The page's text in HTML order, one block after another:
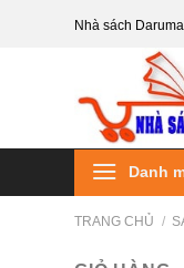
Nhà sách
Danh
TRANG CHỦ /